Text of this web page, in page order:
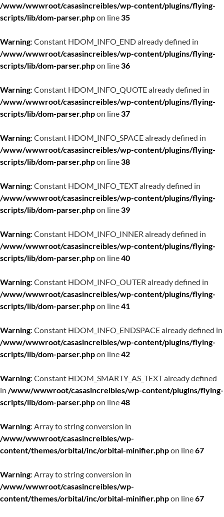
/www/wwwroot/casasincreibles/wp-content/plugins/flying-
scripts/lib/dom-parser.phpon line35
Warning: Constant HDOM_INFO_END already defined in
/www/wwwroot/casasincreibles/wp-content/plugins/flying-
scripts/lib/dom-parser.phpon line36
Warning: Constant HDOM_INFO_QUOTE already defined in
/www/wwwroot/casasincreibles/wp-content/plugins/flying-
scripts/lib/dom-parser.phpon line37
Warning: Constant HDOM_INFO_SPACE already defined in
/www/wwwroot/casasincreibles/wp-content/plugins/flying-
scripts/lib/dom-parser.phpon line38
Warning: Constant HDOM_INFO_TEXT already defined in
/www/wwwroot/casasincreibles/wp-content/plugins/flying-
scripts/lib/dom-parser.phpon line39
Warning: Constant HDOM_INFO_INNER already defined in
/www/wwwroot/casasincreibles/wp-content/plugins/flying-
scripts/lib/dom-parser.phpon line40
Warning: Constant HDOM_INFO_OUTER already defined in
/www/wwwroot/casasincreibles/wp-content/plugins/flying-
scripts/lib/dom-parser.phpon line41
Warning: Constant HDOM_INFO_ENDSPACE already defined in
/www/wwwroot/casasincreibles/wp-content/plugins/flying-
scripts/lib/dom-parser.phpon line42
Warning: Constant HDOM_SMARTY_AS_TEXT already defined
in /www/wwwroot/casasincreibles/wp-content/plugins/flying-
scripts/lib/dom-parser.phpon line48
Warning: Array to string conversion in
/www/wwwroot/casasincreibles/wp-
content/themes/orbital/inc/orbital-minifier.phpon line67
Warning: Array to string conversion in
/www/wwwroot/casasincreibles/wp-
content/themes/orbital/inc/orbital-minifier.phpon line67